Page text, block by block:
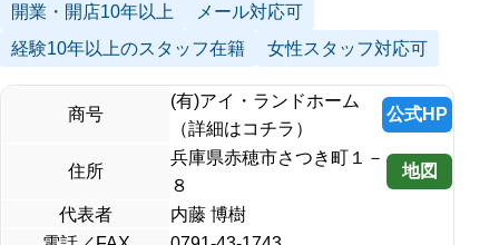
開業・開店10年以上
メール対応可
経験10年以上のスタッフ在籍
女性スタッフ対応可
商号
(有)アイ・ランドホーム
（詳細はコチラ）
公式HP
住所
兵庫県赤穂市さつき町１－
８
地図
代表者
内藤 博樹